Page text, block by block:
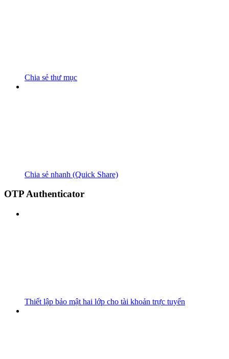
Chia sẻ thư mục
Chia sẻ nhanh (Quick Share)
OTP Authenticator
Thiết lập bảo mật hai lớp cho tài khoản trực tuyến